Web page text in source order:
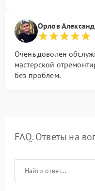
Орлов
Очень доволен
мастерской
без проблем.
FAQ. Ответы на